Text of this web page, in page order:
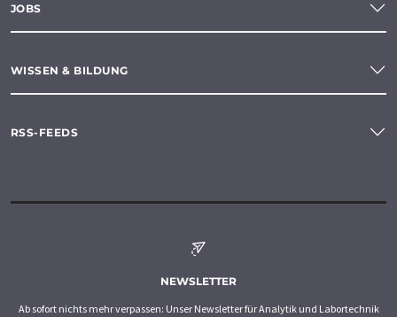
JOBS
WISSEN & BILDUNG
RSS-FEEDS
NEWSLETTER
Ab sofort nichts mehr verpassen: Unser Newsletter für Analytik und Labortechnik